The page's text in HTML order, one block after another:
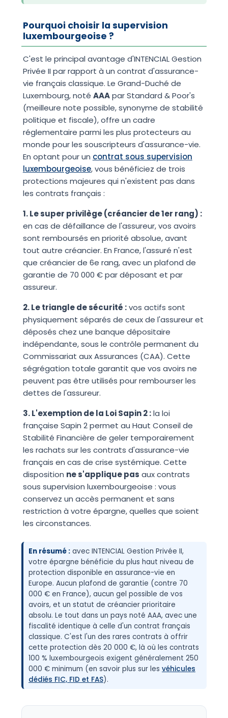
Pourquoi choisir la supervision
luxembourgeoise ?
C'est le principal avantage d'INTENCIAL Gestion
Privée II par rapport à un contrat d'assurance-
vie français classique. Le Grand-Duché de
Luxembourg, noté AAApar Standard & Poor's
(meilleure note possible, synonyme de stabilité
politique et fiscale), offre un cadre
réglementaire parmi les plus protecteurs au
monde pour les souscripteurs d'assurance-vie.
En optant pour un contrat sous supervision
luxembourgeoise, vous bénéficiez de trois
protections majeures qui n'existent pas dans
les contrats français :
1. Le super privilège (créancier de 1er rang) :
en cas de défaillance de l'assureur, vos avoirs
sont remboursés en priorité absolue, avant
tout autre créancier. En France, l'assuré n'est
que créancier de 6e rang, avec un plafond de
garantie de 70 000 € par déposant et par
assureur.
2. Le triangle de sécurité :vos actifs sont
physiquement séparés de ceux de l'assureur et
déposés chez une banque dépositaire
indépendante, sous le contrôle permanent du
Commissariat aux Assurances (CAA). Cette
ségrégation totale garantit que vos avoirs ne
peuvent pas être utilisés pour rembourser les
dettes de l'assureur.
3. L'exemption de la Loi Sapin 2 :la loi
française Sapin 2 permet au Haut Conseil de
Stabilité Financière de geler temporairement
les rachats sur les contrats d'assurance-vie
français en cas de crise systémique. Cette
disposition ne s'applique pas aux contrats
sous supervision luxembourgeoise : vous
conservez un accès permanent et sans
restriction à votre épargne, quelles que soient
les circonstances.
En résumé :avec INTENCIAL Gestion Privée II,
votre épargne bénéficie du plus haut niveau de
protection disponible en assurance-vie en
Europe. Aucun plafond de garantie (contre 70
000 € en France), aucun gel possible de vos
avoirs, et un statut de créancier prioritaire
absolu. Le tout dans un pays noté AAA, avec une
fiscalité identique à celle d'un contrat français
classique. C'est l'un des rares contrats à offrir
cette protection dès 20 000 €, là où les contrats
100 % luxembourgeois exigent généralement 250
000 € minimum (en savoir plus sur les véhicules
dédiés FIC, FID et FAS).